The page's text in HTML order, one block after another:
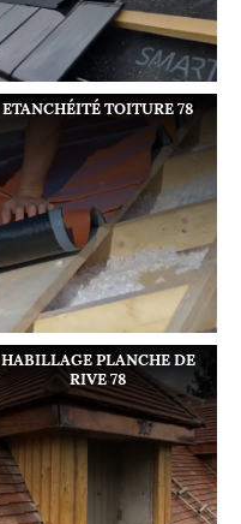
ETANCHÉITÉ TOITURE 78
HABILLAGE PLANCHE DE
RIVE 78